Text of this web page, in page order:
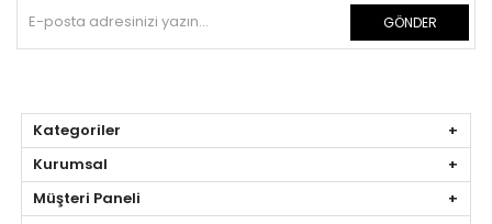
GÖNDER
Kategoriler
Kurumsal
Müşteri Paneli